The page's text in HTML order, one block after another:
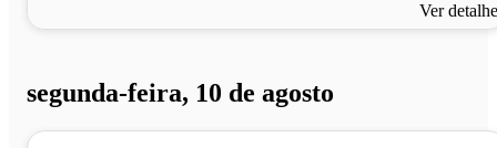
Ver
segunda-feira, 10 de agosto